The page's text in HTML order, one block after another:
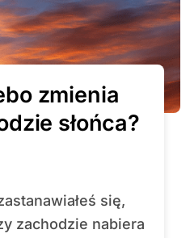
zmienia
słońca?
zachodzie nabiera